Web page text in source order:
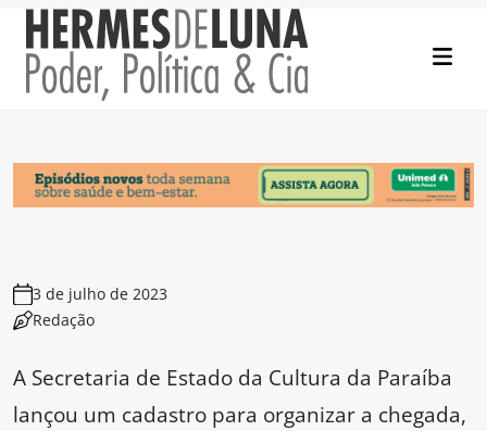
3 de julho de 2023
Redação
A Secretaria de Estado da Cultura da Paraíba
lançou um cadastro para organizar a chegada,